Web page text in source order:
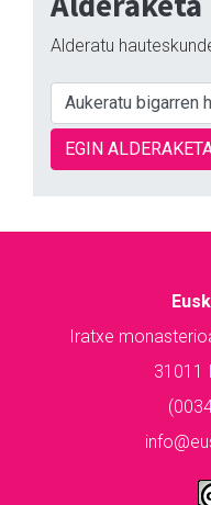
Alderatu
EGIN
Iratxe
31011